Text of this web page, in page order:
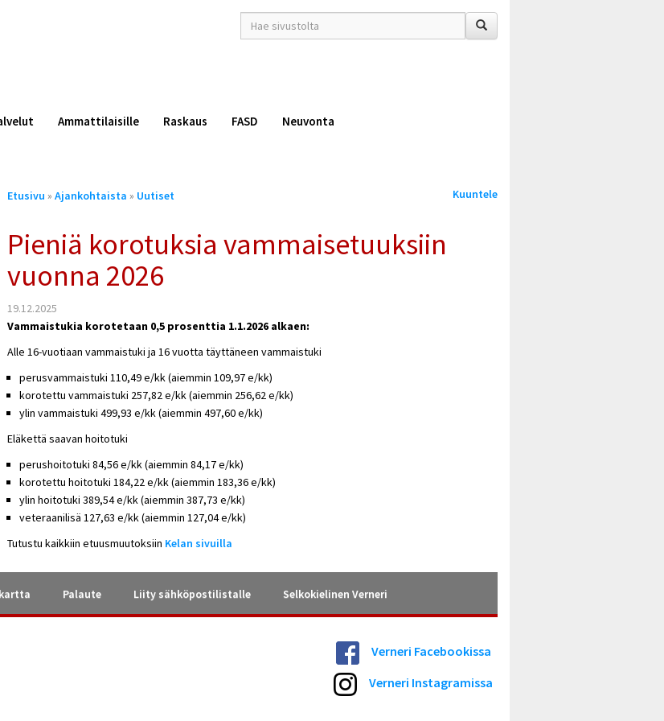
hakusana(t)
*
Ammattilaisille Raskaus FASD Neuvonta
Olet
Etusivu » Ajankohtaista » Uutiset Kuuntele
Pieniä korotuksia vammaisetuuksiin
vuonna 2026
19.12.2025
Vammaistukia korotetaan 0,5 prosenttia 1.1.2026 alkaen:
Alle 16-vuotiaan vammaistuki ja 16 vuotta täyttäneen vammaistuki
perusvammaistuki 110,49 e/kk (aiemmin 109,97 e/kk)
korotettu vammaistuki 257,82 e/kk (aiemmin 256,62 e/kk)
ylin vammaistuki 499,93 e/kk (aiemmin 497,60 e/kk)
Eläkettä saavan hoitotuki
perushoitotuki 84,56 e/kk (aiemmin 84,17 e/kk)
korotettu hoitotuki 184,22 e/kk (aiemmin 183,36 e/kk)
ylin hoitotuki 389,54 e/kk (aiemmin 387,73 e/kk)
veteraanilisä 127,63 e/kk (aiemmin 127,04 e/kk)
Tutustu kaikkiin etuusmuutoksiin Kelan sivuilla
Palaute Liity sähköpostilistalle Selkokielinen Verneri
Verneri Facebookissa
Verneri Instagramissa